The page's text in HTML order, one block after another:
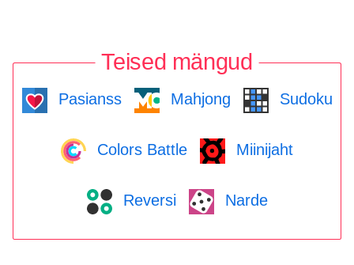
Teised mängud
Pasianss Mahjong Sudoku
Colors Battle Miinijaht
Reversi Narde